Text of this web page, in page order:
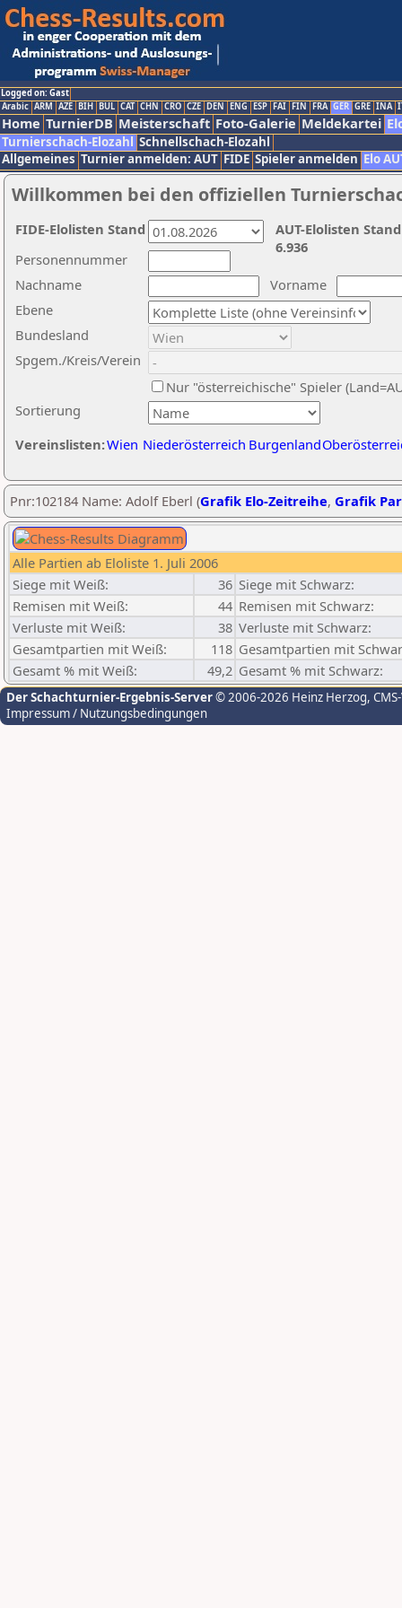
Logged on: Gast
Arabic ARM AZE BIH BUL CAT CHN CRO CZE DEN ENG ESP FAI FIN FRA GER GRE INA
Home TurnierDB Meisterschaft Foto-Galerie Meldekartei
Turnierschach-Elozahl Schnellschach-Elozahl
Allgemeines Turnier anmelden: AUT FIDE Spieler anmelden Elo
Willkommen bei den offiziellen
Nachname
Vorname
Ebene
Sortierung
Personennummer
Bundesland
Spgem./Kreis/Verein
Nur "österreichische" Spieler
Vereinslisten:Wien Niederösterreich Burgenland
AUT-Elolisten
6.936
FIDE-Elolisten Stand
Pnr:102184 Name: Adolf Eberl (Grafik Elo-Zeitreihe, Grafik
Alle Partien ab Eloliste 1. Juli 2006
Siege mit Weiß:
36 Siege mit Schwarz:
Remisen mit Weiß:
44 Remisen mit Schwarz:
Verluste mit Weiß:
38 Verluste mit Schwarz:
Gesamtpartien mit Weiß:
118 Gesamtpartien mit
Gesamt % mit Weiß:
49,2 Gesamt % mit Schwarz:
Der Schachturnier-Ergebnis-Server© 2006-2026 Heinz Herzog,
Impressum / Nutzungsbedingungen